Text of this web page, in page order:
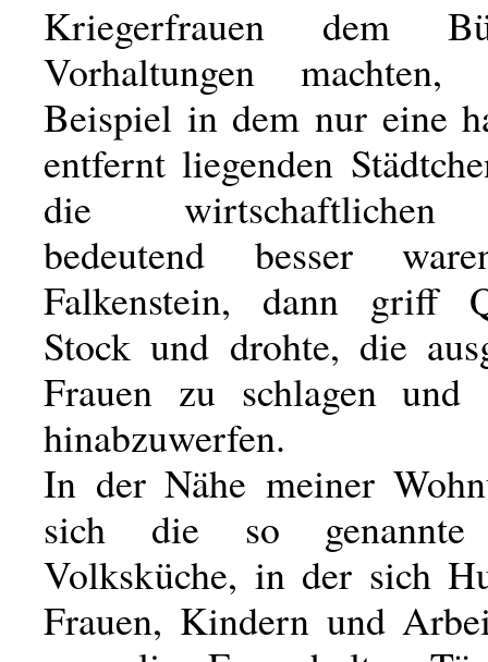
Kriegerfrauen dem
Vorhaltungen
Beispiel in dem nur eine
entfernt liegenden
die wirtschaftlichen
bedeutend besser
Falkenstein, dann griff
Stock und drohte, die
Frauen zu schlagen und
hinabzuwerfen.
In der Nähe meiner
sich die so genannte
Volksküche, in der sich
Frauen, Kindern und